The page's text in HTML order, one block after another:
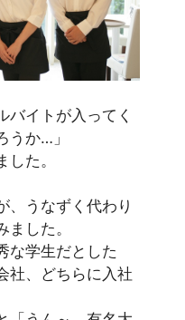
バイトが入ってく
うか…」
た。
、うなずく代わり
した。
な学生だとした
社、どちらに入社